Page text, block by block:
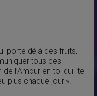
porte déjà des fruits,
tous ces
l’Amour en toi qui te
plus chaque jour ».